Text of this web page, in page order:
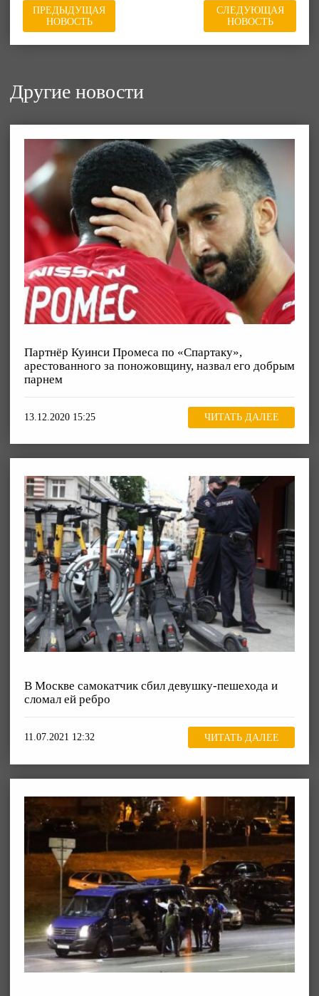
ПРЕДЫДУЩАЯ
НОВОСТЬ
СЛЕДУЮЩАЯ
НОВОСТЬ
Другие новости
Партнёр Куинси Промеса по «Спартаку»,
арестованного за поножовщину, назвал его добрым
парнем
13.12.2020 15:25 ЧИТАТЬ ДАЛЕЕ
В Москве самокатчик сбил девушку-пешехода и
сломал ей ребро
11.07.2021 12:32 ЧИТАТЬ ДАЛЕЕ